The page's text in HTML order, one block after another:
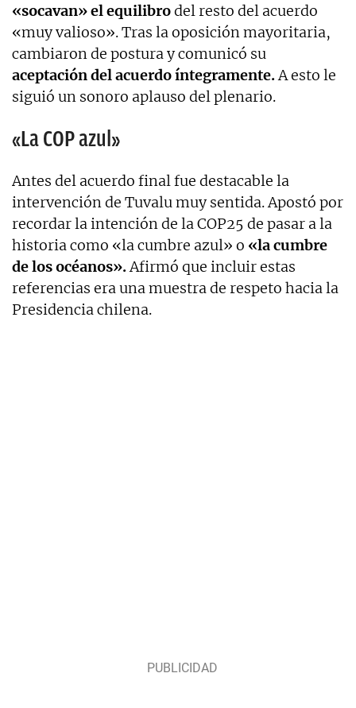
«socavan» el equilibrodel resto del acuerdo
«muy valioso». Tras la oposición mayoritaria,
cambiaron de postura y comunicó su
aceptación del acuerdo íntegramente.A esto le
siguió un sonoro aplauso del plenario.
«La COP azul»
Antes del acuerdo final fue destacable la
intervención de Tuvalu muy sentida. Apostó por
recordar la intención de la COP25 de pasar a la
historia como «la cumbre azul» o «la cumbre
de los océanos».Afirmó que incluir estas
referencias era una muestra de respeto hacia la
Presidencia chilena.